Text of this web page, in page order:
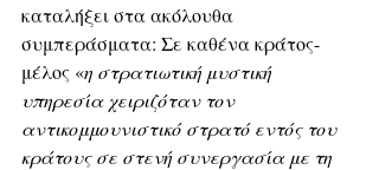
καταλήξει στα ακόλουθα
συμπεράσματα: Σε καθένα κράτος-
μέλος «η στρατιωτική μυστική
υπηρεσία χειριζόταν τον
αντικομμουνιστικό στρατό εντός του
κράτους σε στενή συνεργασία με τη